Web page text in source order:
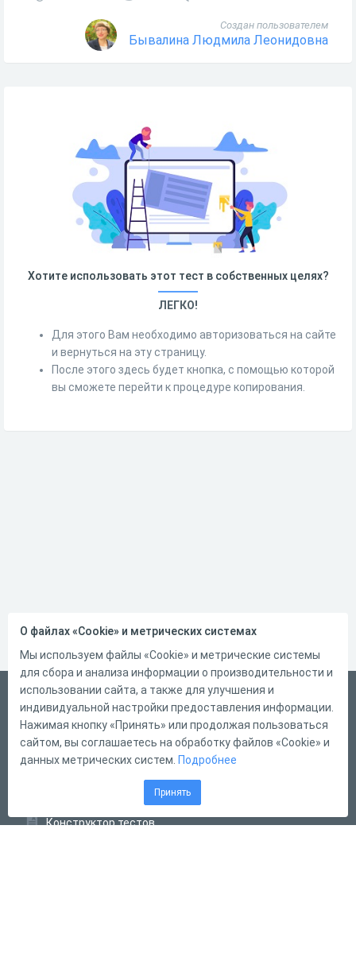
Создан пользователем
Бывалина Людмила Леонидовна
Хотите использовать этот тест в собственных целях?
ЛЕГКО!
Для этого Вам необходимо авторизоваться на сайте
и вернуться на эту страницу.
После этого здесь будет кнопка, с помощью которой
вы сможете перейти к процедуре копирования.
Русский
Справка
Форма обратной связи
Конструктор тестов
О файлах «Cookie» и метрических системах
Мы используем файлы «Cookie» и метрические системы
для сбора и анализа информации о производительности и
использовании сайта, а также для улучшения и
индивидуальной настройки предоставления информации.
Нажимая кнопку «Принять» или продолжая пользоваться
сайтом, вы соглашаетесь на обработку файлов «Cookie» и
данных метрических систем. Подробнее
Принять